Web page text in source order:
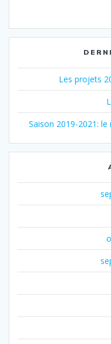
Les projets
Saison 2019-2021: